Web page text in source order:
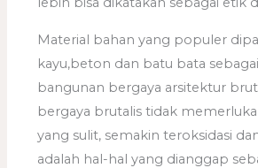
Material bahan yang populer
kayu,beton dan batu bata
bangunan bergaya arsitektur
bergaya brutalis tidak
yang sulit, semakin teroksidasi
adalah hal-hal yang dianggap